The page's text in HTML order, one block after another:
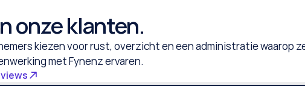
onze klanten.
kiezen voor rust, overzicht en een administratie waarop
met Fynenz ervaren.